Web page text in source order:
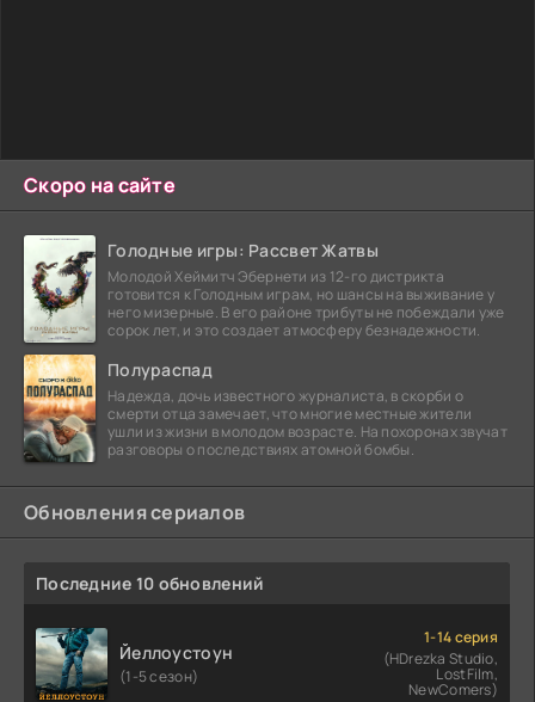
Скоро на сайте
Голодные игры: Рассвет Жатвы
Молодой Хеймитч Эбернети из 12-го дистрикта
готовится к Голодным играм, но шансы на выживание у
него мизерные. В его районе трибуты не побеждали уже
сорок лет, и это создает атмосферу безнадежности.
Полураспад
Надежда, дочь известного журналиста, в скорби о
смерти отца замечает, что многие местные жители
ушли из жизни в молодом возрасте. На похоронах звучат
разговоры о последствиях атомной бомбы.
Обновления сериалов
Последние 10 обновлений
Йеллоустоун
(1-5 сезон)
1-14 серия
(HDrezka Studio,
LostFilm,
NewComers)